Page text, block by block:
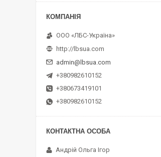
ООО «ЛБС-Україна»
http://lbsua.com
admin@lbsua.com
+380982610152
+380673419101
+380982610152
Андрій Ольга Ігор